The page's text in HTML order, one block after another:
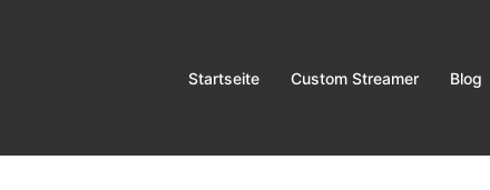
Startseite Custom Streamer Blog